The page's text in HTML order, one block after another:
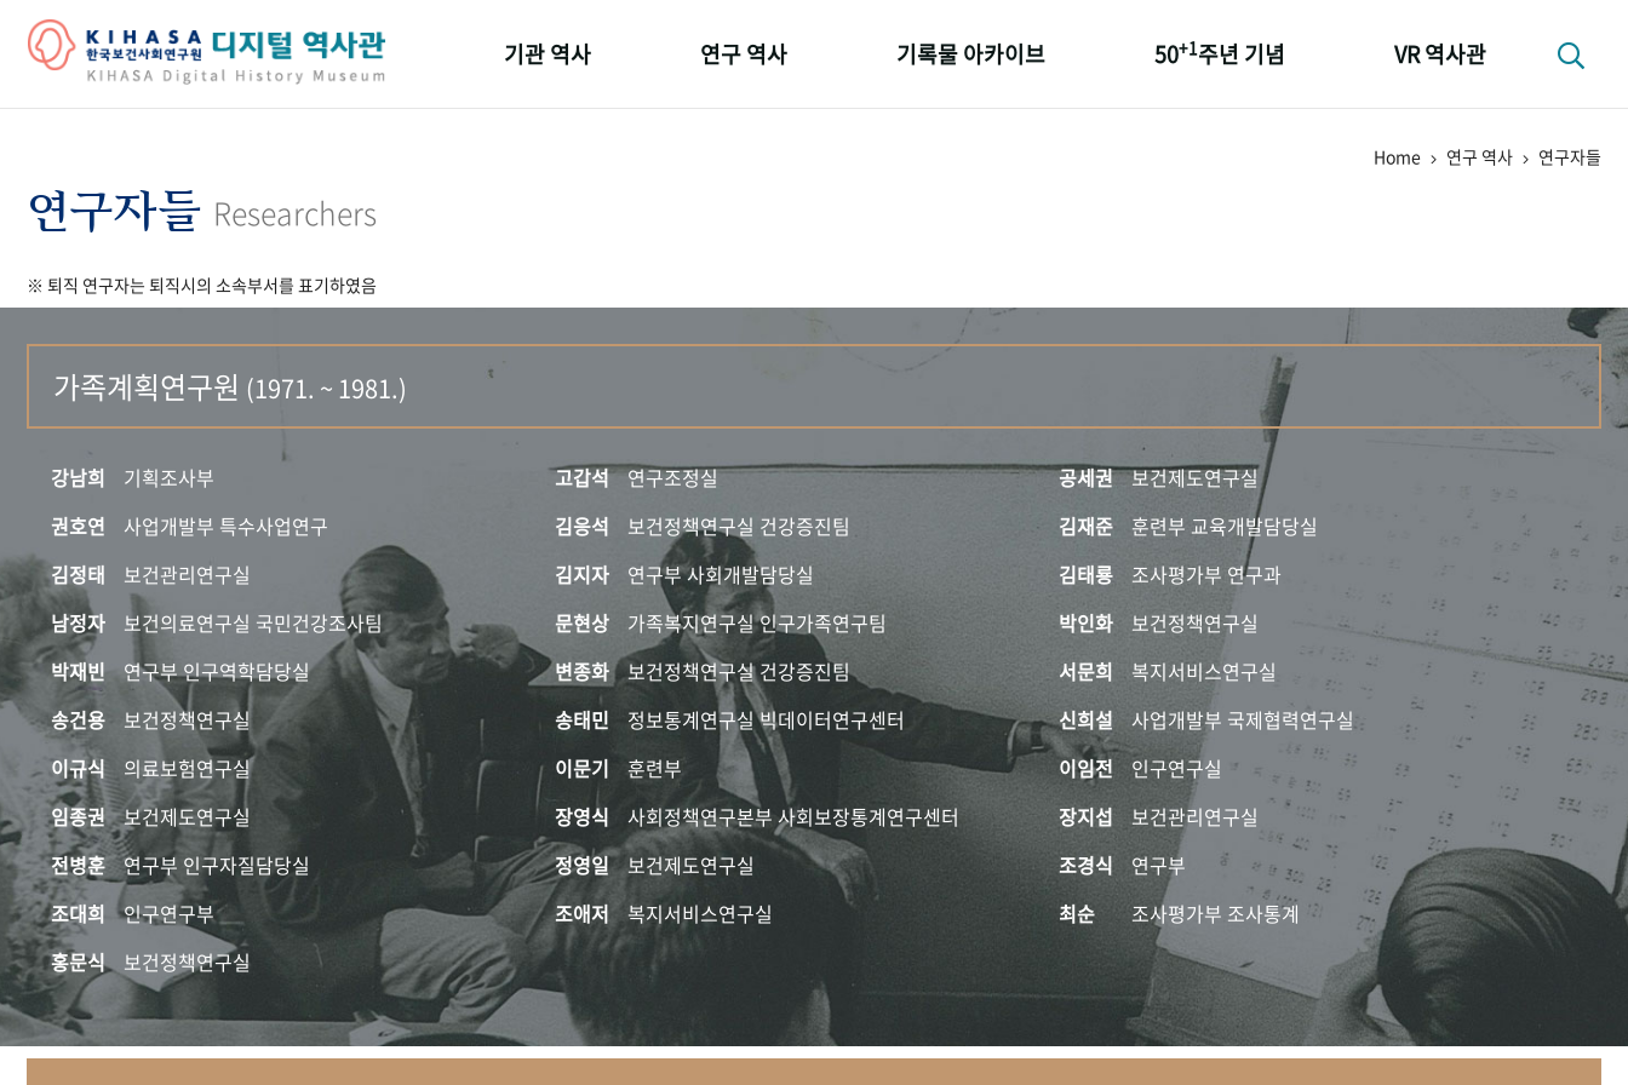
기관 역사 연구 역사 기록물 아카이브 50+1주년 기념 VR 역사관
Home 연구 역사 연구자들
연구자들 Researchers
※ 퇴직 연구자는 퇴직시의 소속부서를 표기하였음
가족계획연구원 (1971. ~ 1981.)
강남희 기획조사부 고갑석 연구조정실 공세권
보건제도연구실
권호연
사업개발부 특수사업연구 김응석 보건정책연구실 건강증진팀 김재준
훈련부 교육개발담당실
김정태
보건관리연구실 김지자 연구부 사회개발담당실 김태룡
조사평가부 연구과
남정자
보건의료연구실 국민건강조사팀 문현상 가족복지연구실 인구가족연구팀 박인화
보건정책연구실
박재빈
연구부 인구역학담당실 변종화 보건정책연구실 건강증진팀 서문희
복지서비스연구실
송건용
보건정책연구실 송태민 정보통계연구실 빅데이터연구센터 신희설
사업개발부 국제협력연구실
이규식
의료보험연구실 이문기 훈련부 이임전
인구연구실
임종권
보건제도연구실 장영식 사회정책연구본부 사회보장통계연구센터 장지섭
보건관리연구실
전병훈
연구부 인구자질담당실 정영일 보건제도연구실 조경식
연구부
조대희
인구연구부 조애저 복지서비스연구실 최순
조사평가부 조사통계
홍문식
보건정책연구실